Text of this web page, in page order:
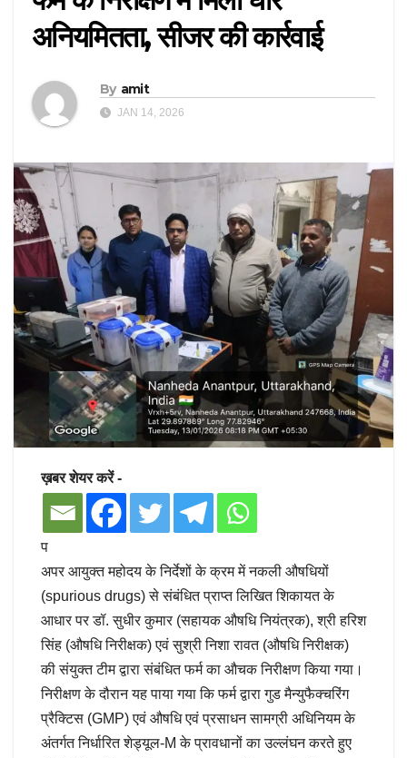
अनियमितता, सीजर की कार्रवाई
By amit
JAN 14, 2026
ख़बर शेयर करें -
प
अपर आयुक्त महोदय के निर्देशों के क्रम में नकली औषधियों
(spurious drugs) से संबंधित प्राप्त लिखित शिकायत के
आधार पर डॉ. सुधीर कुमार (सहायक औषधि नियंत्रक), श्री हरिश
सिंह (औषधि निरीक्षक) एवं सुश्री निशा रावत (औषधि निरीक्षक)
की संयुक्त टीम द्वारा संबंधित फर्म का औचक निरीक्षण किया गया।
निरीक्षण के दौरान यह पाया गया कि फर्म द्वारा गुड मैन्युफैक्चरिंग
प्रैक्टिस (GMP) एवं औषधि एवं प्रसाधन सामग्री अधिनियम के
अंतर्गत निर्धारित शेड्यूल-M के प्रावधानों का उल्लंघन करते हुए